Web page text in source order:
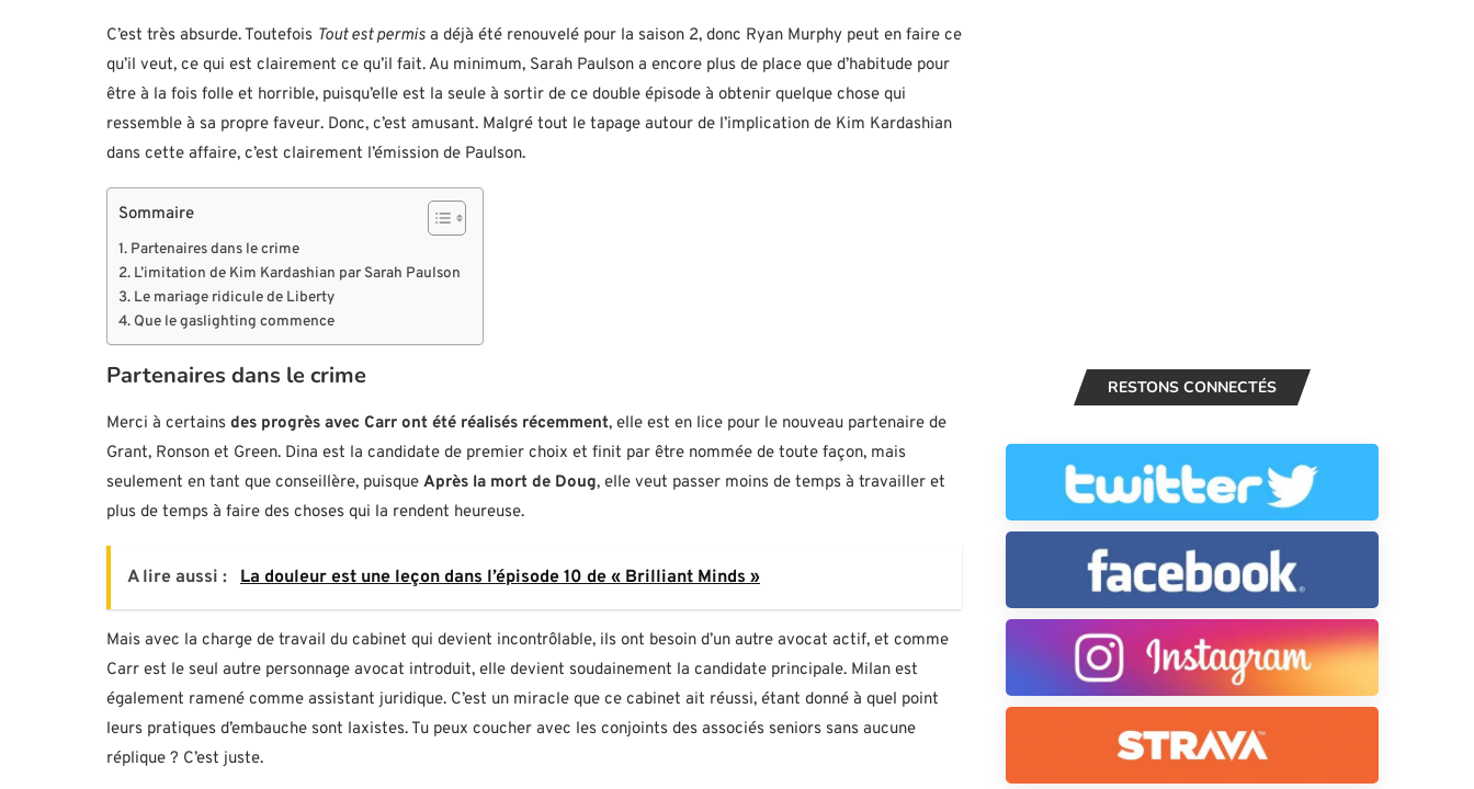
C’est très absurde. Toutefois Tout est permis a déjà été renouvelé pour la saison 2, donc Ryan Murphy peut en faire ce
qu’il veut, ce qui est clairement ce qu’il fait. Au minimum, Sarah Paulson a encore plus de place que d’habitude pour
être à la fois folle et horrible, puisqu’elle est la seule à sortir de ce double épisode à obtenir quelque chose qui
ressemble à sa propre faveur. Donc, c’est amusant. Malgré tout le tapage autour de l’implication de Kim Kardashian
dans cette affaire, c’est clairement l’émission de Paulson.
Sommaire
Partenaires dans le crime
L’imitation de Kim Kardashian par Sarah Paulson
Le mariage ridicule de Liberty
Que le gaslighting commence
Partenaires dans le crime
Merci à certains des progrès avec Carr ont été réalisés récemment, elle est en lice pour le nouveau partenaire de
Grant, Ronson et Green. Dina est la candidate de premier choix et finit par être nommée de toute façon, mais
seulement en tant que conseillère, puisque Après la mort de Doug, elle veut passer moins de temps à travailler et
plus de temps à faire des choses qui la rendent heureuse.
A lire aussi : La douleur est une leçon dans l’épisode 10 de « Brilliant Minds »
Mais avec la charge de travail du cabinet qui devient incontrôlable, ils ont besoin d’un autre avocat actif, et comme
Carr est le seul autre personnage avocat introduit, elle devient soudainement la candidate principale. Milan est
également ramené comme assistant juridique. C’est un miracle que ce cabinet ait réussi, étant donné à quel point
leurs pratiques d’embauche sont laxistes. Tu peux coucher avec les conjoints des associés seniors sans aucune
réplique ? C’est juste.
RESTONS CONNECTÉS